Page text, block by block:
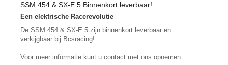
SSM 454 & SX-E 5 Binnenkort leverbaar!
Een elektrische Racerevolutie
De SSM 454 & SX-E 5 zijn binnenkort leverbaar en
verkijgbaar bij Bcsracing!
Voor meer informatie kunt u contact met ons opnemen.